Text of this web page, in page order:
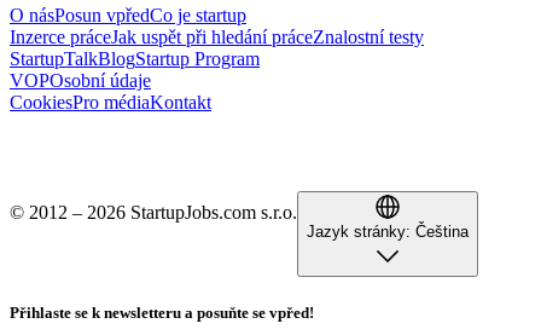
O násPosun vpředCo je startup
Inzerce práceJak uspět při hledání práceZnalostní testy
StartupTalkBlogStartup Program
VOPOsobní údaje
CookiesPro médiaKontakt
© 2012 – 2026 StartupJobs.com s.r.o.
Jazyk stránky: Čeština
Přihlaste se k newsletteru a posuňte se vpřed!